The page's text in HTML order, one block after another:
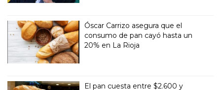
Óscar Carrizo asegura que el
consumo de pan cayó hasta un
20% en La Rioja
El pan cuesta entre $2.600 y